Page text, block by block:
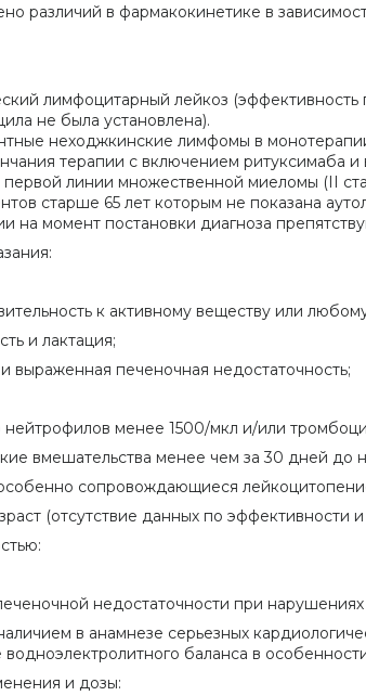
различий в фармакокинетике в
лимфоцитарный лейкоз
не была установлена).
неходжкинские лимфомы в
терапии с включением ритуксимаба
первой линии множественной миеломы (II
старше 65 лет которым не показана
на момент постановки диагноза
к активному веществу или
и лактация;
выраженная печеночная недостаточность;
нейтрофилов менее 1500/мкл и/или
вмешательства менее чем за 30 дней до
сопровождающиеся
(отсутствие данных по эффективности
недостаточности при
в анамнезе серьезных
водно­электролитного баланса в
и дозы: